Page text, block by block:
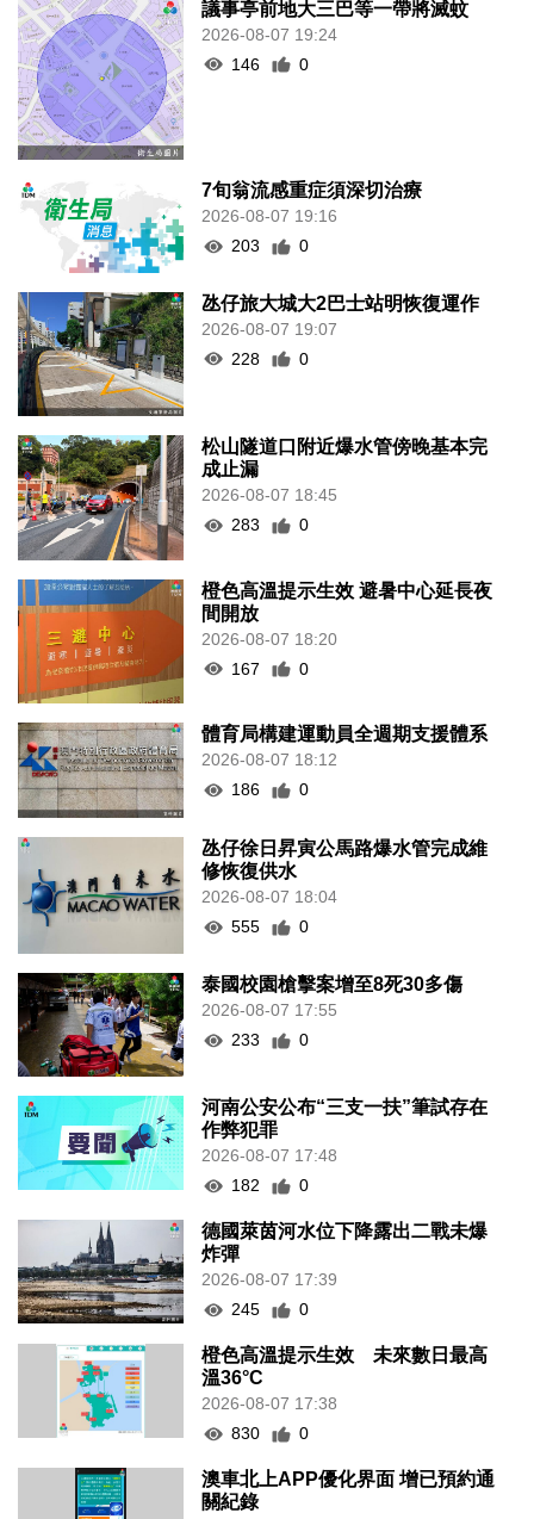
議事亭前地大三巴等一帶將滅蚊
2026-08-07 19:24
146
0
7旬翁流感重症須深切治療
2026-08-07 19:16
203
0
氹仔旅大城大2巴士站明恢復運作
2026-08-07 19:07
228
0
松山隧道口附近爆水管傍晚基本完
成止漏
2026-08-07 18:45
283
0
橙色高溫提示生效 避暑中心延長夜
間開放
2026-08-07 18:20
167
0
體育局構建運動員全週期支援體系
2026-08-07 18:12
186
0
氹仔徐日昇寅公馬路爆水管完成維
修恢復供水
2026-08-07 18:04
555
0
泰國校園槍擊案增至8死30多傷
2026-08-07 17:55
233
0
河南公安公布“三支一扶”筆試存在
作弊犯罪
2026-08-07 17:48
182
0
德國萊茵河水位下降露出二戰未爆
炸彈
2026-08-07 17:39
245
0
橙色高溫提示生效 未來數日最高
溫36°C
2026-08-07 17:38
830
0
澳車北上APP優化界面 增已預約通
關紀錄